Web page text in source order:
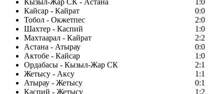
Кызыл-Жар СК - Астана
1:0
Кайсар - Кайрат
0:0
Тобол - Окжетпес
2:0
Шахтер - Каспий
1:0
Махтаарал - Кайрат
2:2
Астана - Атырау
0:0
Актобе - Кайсар
1:0
Ордабасы - Кызыл-Жар СК
2:1
Жетысу - Аксу
1:1
Атырау - Жетысу
0:1
Каспий - Жетысу
1:2